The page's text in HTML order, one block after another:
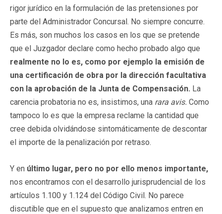
rigor jurídico en la formulación de las pretensiones por
parte del Administrador Concursal. No siempre concurre.
Es más, son muchos los casos en los que se pretende
que el Juzgador declare como hecho probado algo que
realmente no lo es, como por ejemplo la emisión de
una certificación de obra por la dirección facultativa
con la aprobación de la Junta de Compensación. La
carencia probatoria no es, insistimos, una rara avis. Como
tampoco lo es que la empresa reclame la cantidad que
cree debida olvidándose sintomáticamente de descontar
el importe de la penalización por retraso.
Y en último lugar, pero no por ello menos importante,
nos encontramos con el desarrollo jurisprudencial de los
artículos 1.100 y 1.124 del Código Civil. No parece
discutible que en el supuesto que analizamos entren en